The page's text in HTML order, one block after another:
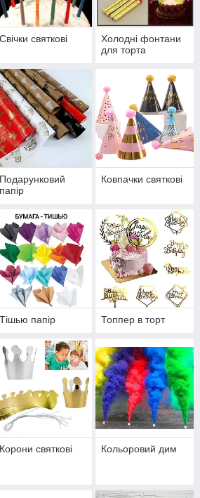
Свічки святкові
Холодні фонтани
для торта
Подарунковий
папір
Ковпачки святкові
Тішью папір Топпер в торт
Корони святкові Кольоровий дим